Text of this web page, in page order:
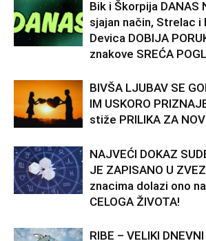
Bik i Škorpija DANAS
sjajan način, Strelac i
Devica DOBIJA
znakove SREĆA
BIVŠA LJUBAV SE
IM USKORO
stiže PRILIKA ZA
NAJVEĆI DOKAZ
JE ZAPISANO U
znacima dolazi ono
CELOGA ŽIVOTA!
RIBE – VELIKI